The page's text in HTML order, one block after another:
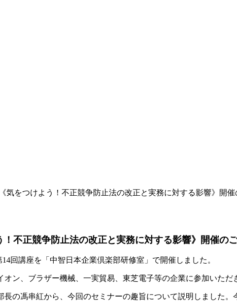
気をつけよう！不正競争防止法の改正と実務に対する影響》開
不正競争防止法の改正と実務に対する影響》開催の
回講座を「中智日本企業倶楽部研修室」で開催しました。
ン、ブラザー機械、一実貿易、東芝電子等の企業に参加いただ
の馮串紅から、今回のセミナーの趣旨について説明しました